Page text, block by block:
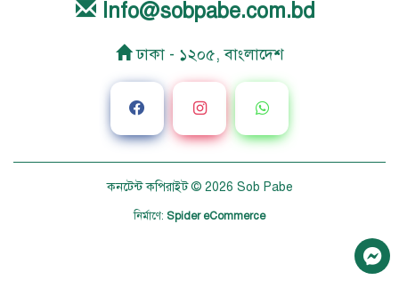
Info@sobpabe.com.bd
ঢাকা - ১২০৫, বাংলাদেশ
কনটেন্ট কপিরাইট © 2026 Sob Pabe
নির্মাণে: Spider eCommerce